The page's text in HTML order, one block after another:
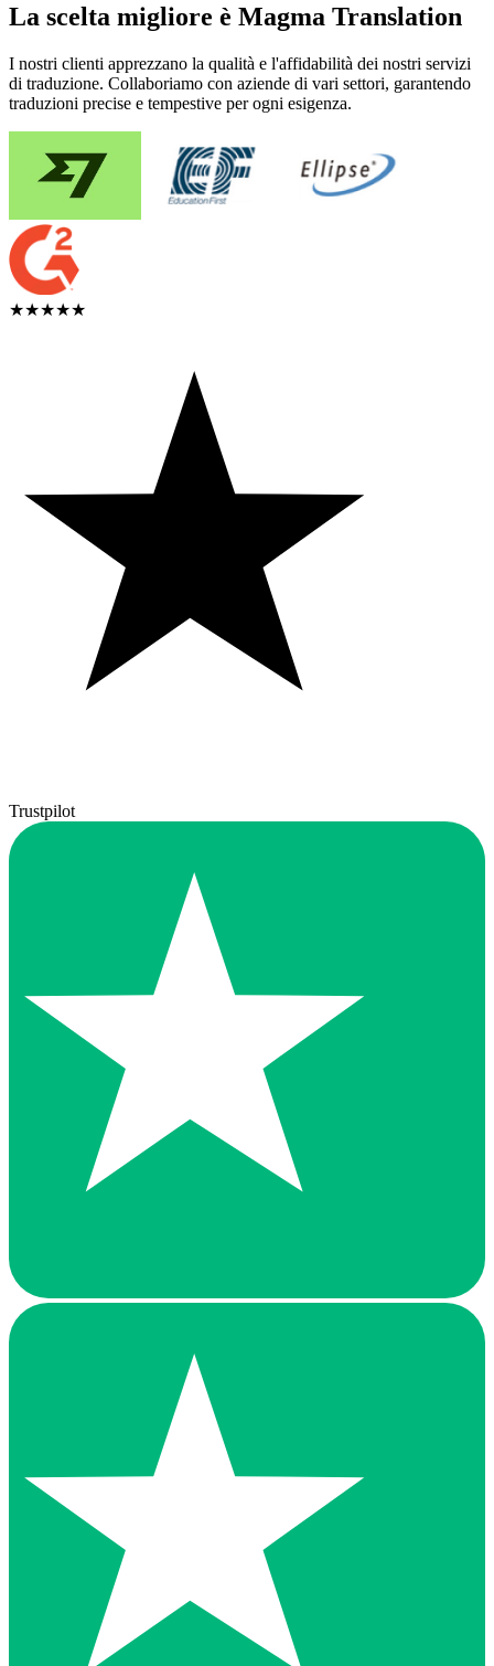
La scelta migliore è Magma Translation
I nostri clienti apprezzano la qualità e l'affidabilità dei nostri servizi
di traduzione. Collaboriamo con aziende di vari settori, garantendo
traduzioni precise e tempestive per ogni esigenza.
★★★★★
Trustpilot